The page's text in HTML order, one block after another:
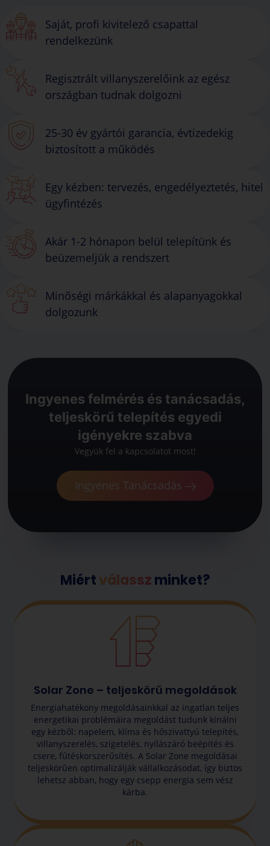
Saját, profi kivitelező csapattal
rendelkezünk
Regisztrált villanyszerelőink az egész
országban tudnak dolgozni
25-30 év gyártói garancia, évtizedekig
biztosított a működés
Egy kézben: tervezés, engedélyeztetés, hitel
ügyfintézés
Akár 1-2 hónapon belül telepítünk és
beüzemeljük a rendszert
Minőségi márkákkal és alapanyagokkal
dolgozunk
Ingyenes felmérés és tanácsadás,
teljeskörű telepítés egyedi
igényekre szabva
Vegyük fel a kapcsolatot most!
Ingyenes Tanácsadás
Miértválasszminket?
Solar Zone – teljeskörű megoldások
Energiahatékony megoldásainkkal az ingatlan teljes
energetikai problémáira megoldást tudunk kínálni
egy kézből: napelem, klíma és hőszivattyú telepítés,
villanyszerelés, szigetelés, nyílászáró beépítés és
csere, fűtéskorszerűsítés. A Solar Zone megoldásai
teljeskörűen optimalizálják vállalkozásodat, így biztos
lehetsz abban, hogy egy csepp energia sem vész
kárba.